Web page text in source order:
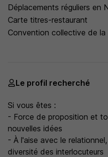
Déplacements réguliers en
Carte titres-restaurant
Convention collective de la
Le profil recherché
Si vous êtes :
- Force de proposition et
nouvelles idées
- À l'aise avec le
diversité des interlocuteurs